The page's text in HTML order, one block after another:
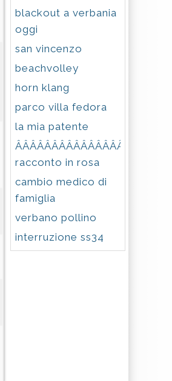
blackout a verbania
oggi
san vincenzo
beachvolley
horn klang
parco villa fedora
la mia patente
racconto in rosa
cambio medico di
famiglia
verbano pollino
interruzione ss34